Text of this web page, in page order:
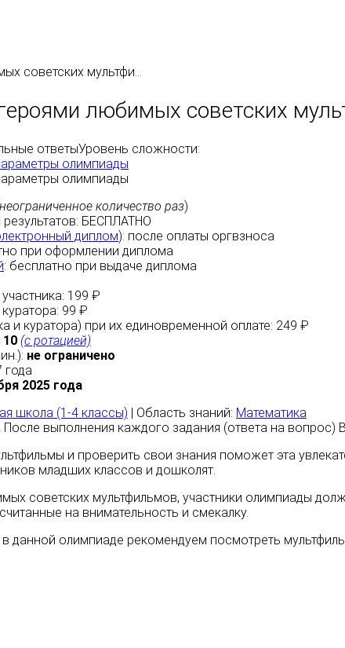
советских мультфи...
любимых советских
ответыУровень сложности:
олимпиады
олимпиады
неограниченное количество раз)
БЕСПЛАТНО
диплом): после оплаты оргвзноса
при оформлении диплома
: бесплатно при выдаче диплома
199 ₽
99 ₽
и куратора) при их единовременной оплате: 249 ₽
10 (с ротацией)
не ограничено
года
2025 года
школа (1-4 классы) | Область знаний: Математика
После выполнения каждого задания (ответа на вопрос)
и проверить свои знания поможет эта
младших классов и дошколят.
советских мультфильмов, участники олимпиады
на внимательность и смекалку.
данной олимпиаде рекомендуем посмотреть